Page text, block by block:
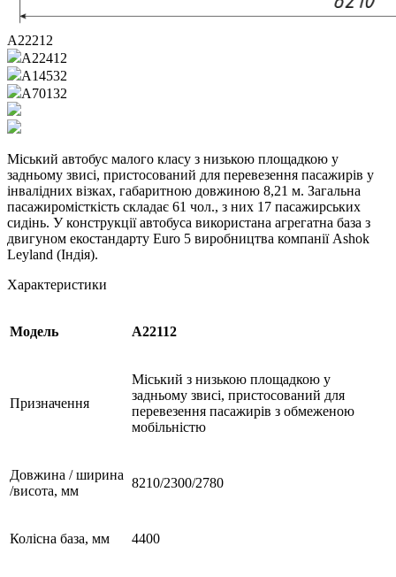
А22212
А22412
А14532
А70132
Міський автобус малого класу з низькою площадкою у
задньому звисі, пристосований для перевезення пасажирів у
інвалідних візках, габаритною довжиною 8,21 м. Загальна
пасажиромісткість складає 61 чол., з них 17 пасажирських
сидінь. У конструкції автобуса використана агрегатна база з
двигуном екостандарту Euro 5 виробництва компанії Ashok
Leyland (Індія).
Характеристики
Модель А22112
Призначення
Міський з низькою площадкою у
задньому звисі, пристосований для
перевезення пасажирів з обмеженою
мобільністю
Довжина / ширина
/висота, мм
8210/2300/2780
Колісна база, мм 4400